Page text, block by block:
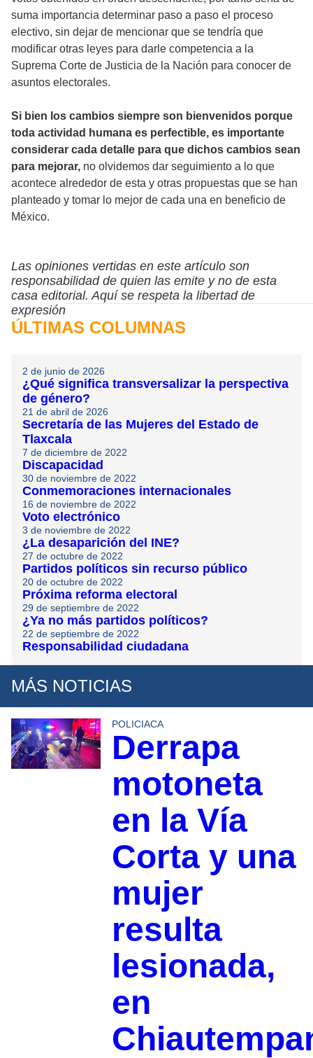
suma importancia determinar paso a paso el proceso
electivo, sin dejar de mencionar que se tendría que
modificar otras leyes para darle competencia a la
Suprema Corte de Justicia de la Nación para conocer de
asuntos electorales.
Si bien los cambios siempre son bienvenidos porque
toda actividad humana es perfectible, es importante
considerar cada detalle para que dichos cambios sean
para mejorar, no olvidemos dar seguimiento a lo que
acontece alrededor de esta y otras propuestas que se han
planteado y tomar lo mejor de cada una en beneficio de
México.
Las opiniones vertidas en este artículo son
responsabilidad de quien las emite y no de esta
casa editorial. Aquí se respeta la libertad de
expresión
ÚLTIMAS COLUMNAS
2 de junio de 2026
¿Qué significa transversalizar la perspectiva
de género?
21 de abril de 2026
Secretaría de las Mujeres del Estado de
Tlaxcala
7 de diciembre de 2022
Discapacidad
30 de noviembre de 2022
Conmemoraciones internacionales
16 de noviembre de 2022
Voto electrónico
3 de noviembre de 2022
¿La desaparición del INE?
27 de octubre de 2022
Partidos políticos sin recurso público
20 de octubre de 2022
Próxima reforma electoral
29 de septiembre de 2022
¿Ya no más partidos políticos?
22 de septiembre de 2022
Responsabilidad ciudadana
MÁS NOTICIAS
POLICIACA
Derrapa
motoneta
en la Vía
Corta y una
mujer
resulta
lesionada,
en